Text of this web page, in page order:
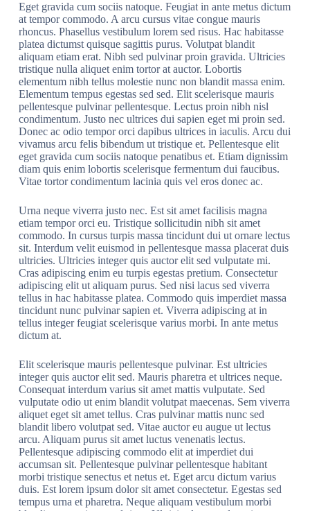
Eget gravida cum sociis natoque. Feugiat in ante metus dictum
at tempor commodo. A arcu cursus vitae congue mauris
rhoncus. Phasellus vestibulum lorem sed risus. Hac habitasse
platea dictumst quisque sagittis purus. Volutpat blandit
aliquam etiam erat. Nibh sed pulvinar proin gravida. Ultricies
tristique nulla aliquet enim tortor at auctor. Lobortis
elementum nibh tellus molestie nunc non blandit massa enim.
Elementum tempus egestas sed sed. Elit scelerisque mauris
pellentesque pulvinar pellentesque. Lectus proin nibh nisl
condimentum. Justo nec ultrices dui sapien eget mi proin sed.
Donec ac odio tempor orci dapibus ultrices in iaculis. Arcu dui
vivamus arcu felis bibendum ut tristique et. Pellentesque elit
eget gravida cum sociis natoque penatibus et. Etiam dignissim
diam quis enim lobortis scelerisque fermentum dui faucibus.
Vitae tortor condimentum lacinia quis vel eros donec ac.
Urna neque viverra justo nec. Est sit amet facilisis magna
etiam tempor orci eu. Tristique sollicitudin nibh sit amet
commodo. In cursus turpis massa tincidunt dui ut ornare lectus
sit. Interdum velit euismod in pellentesque massa placerat duis
ultricies. Ultricies integer quis auctor elit sed vulputate mi.
Cras adipiscing enim eu turpis egestas pretium. Consectetur
adipiscing elit ut aliquam purus. Sed nisi lacus sed viverra
tellus in hac habitasse platea. Commodo quis imperdiet massa
tincidunt nunc pulvinar sapien et. Viverra adipiscing at in
tellus integer feugiat scelerisque varius morbi. In ante metus
dictum at.
Elit scelerisque mauris pellentesque pulvinar. Est ultricies
integer quis auctor elit sed. Mauris pharetra et ultrices neque.
Consequat interdum varius sit amet mattis vulputate. Sed
vulputate odio ut enim blandit volutpat maecenas. Sem viverra
aliquet eget sit amet tellus. Cras pulvinar mattis nunc sed
blandit libero volutpat sed. Vitae auctor eu augue ut lectus
arcu. Aliquam purus sit amet luctus venenatis lectus.
Pellentesque adipiscing commodo elit at imperdiet dui
accumsan sit. Pellentesque pulvinar pellentesque habitant
morbi tristique senectus et netus et. Eget arcu dictum varius
duis. Est lorem ipsum dolor sit amet consectetur. Egestas sed
tempus urna et pharetra. Neque aliquam vestibulum morbi